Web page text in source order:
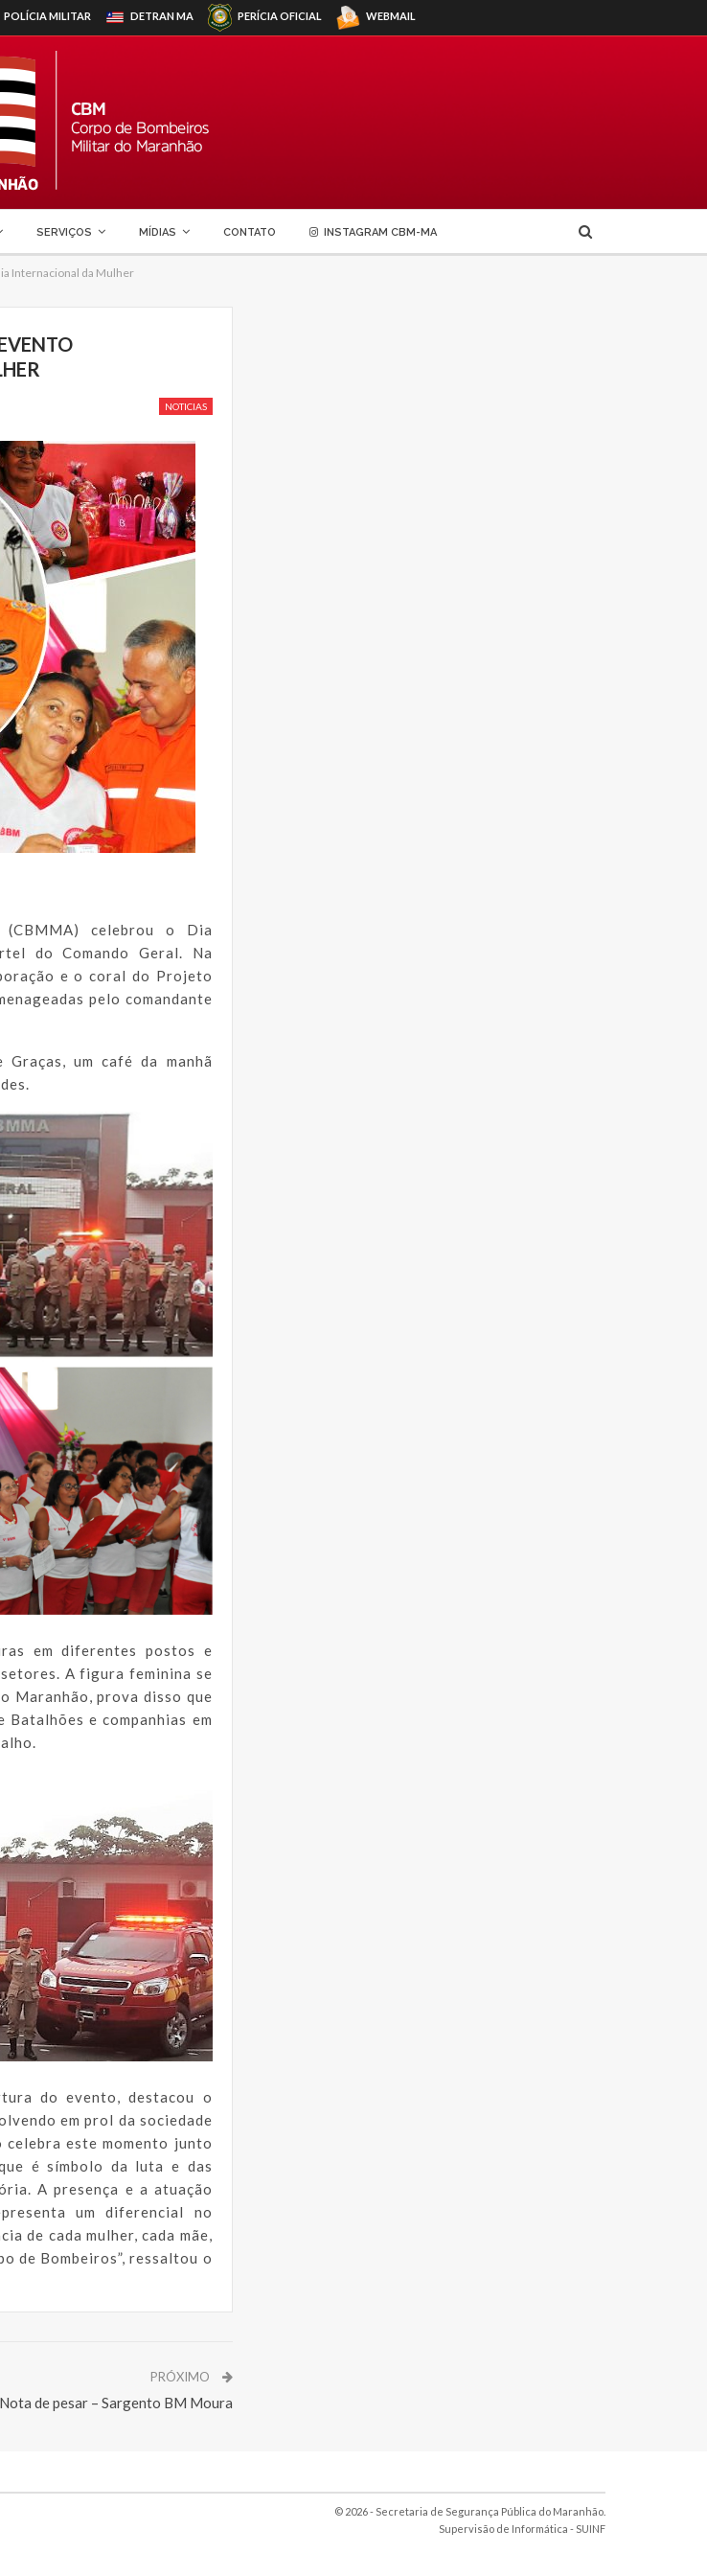
POLÍCIA MILITAR DETRANMA PERÍCIA OFICIAL WEBMAIL
SERVIÇOS MÍDIAS CONTATO INSTAGRAM CBM-MA
Internacional da Mulher
NOTICIAS
celebrou o Dia
do Comando Geral. Na
e o coral do Projeto
pelo comandante
um café da manhã
em diferentes postos e
setores. A figura feminina se
Maranhão, prova disso que
e companhias em
do evento, destacou o
em prol da sociedade
celebra este momento junto
é símbolo da luta e das
A presença e a atuação
um diferencial no
de cada mulher, cada mãe,
de Bombeiros”, ressaltou o
PRÓXIMO
Nota de pesar – Sargento BM Moura
© 2026 - Secretaria de Segurança Pública do Maranhão.
Supervisão de Informática - SUINF